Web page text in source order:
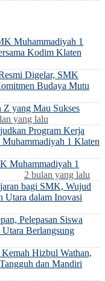
Muhammadiyah 1
Kodim Klaten
Digelar, SMK
Budaya Mutu
yang Mau Sukses
yang lalu
Program Kerja
1 Klaten
Muhammadiyah 1
2 bulan yang lalu
bagi SMK, Wujud
dalam Inovasi
Pelepasan Siswa
Berlangsung
Hizbul Wathan,
dan Mandiri